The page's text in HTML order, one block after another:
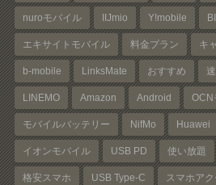
nuroモバイル IIJmio Y!mobile
エキサイトモバイル 料金プラン キ
b-mobile LinksMate おすすめ
LINEMO Amazon Android OCN
モバイルバッテリー NifMo Huawei
イオンモバイル USB PD 使い放題
格安スマホ USB Type-C スマホア